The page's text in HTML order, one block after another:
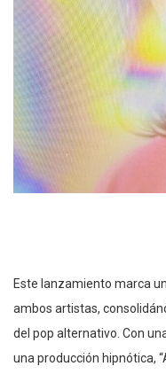
Este lanzamiento marca
ambos artistas,
del pop alternativo. Con
una producción hipnótica,